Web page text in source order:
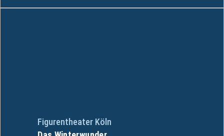
Figurentheater Köln